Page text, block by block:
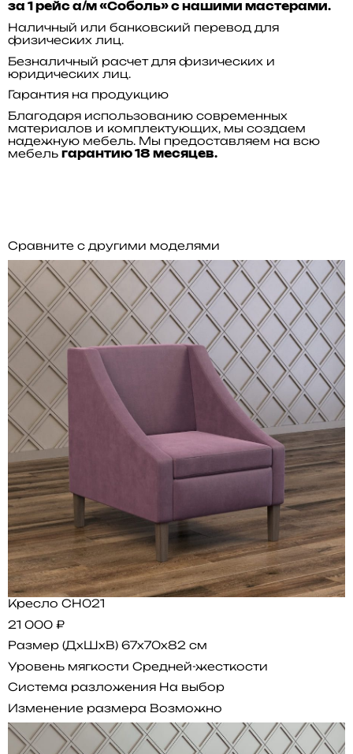
за 1 рейс а/м «Соболь» с нашими мастерами.
Наличный или банковский перевод для
физических лиц.
Безналичный расчет для физических и
юридических лиц.
Гарантия на продукцию
Благодаря использованию современных
материалов и комплектующих, мы создаем
надежную мебель. Мы предоставляем на всю
мебель гарантию 18 месяцев.
Сравните с другими моделями
Кресло CH021
21 000 ₽
Размер (ДхШхВ) 67x70x82 см
Уровень мягкости Средней-жесткости
Система разложения На выбор
Изменение размера Возможно